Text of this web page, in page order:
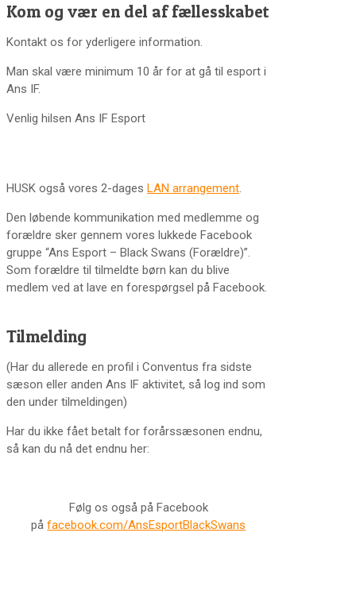
Kom og vær en del af fællesskabet
Kontakt os for yderligere information.
Man skal være minimum 10 år for at gå til esport i
Ans IF.
Venlig hilsen Ans IF Esport
HUSK også vores 2-dages LAN arrangement.
Den løbende kommunikation med medlemme og
forældre sker gennem vores lukkede Facebook
gruppe “Ans Esport – Black Swans (Forældre)”.
Som forældre til tilmeldte børn kan du blive
medlem ved at lave en forespørgsel på Facebook.
Tilmelding
(Har du allerede en profil i Conventus fra sidste
sæson eller anden Ans IF aktivitet, så log ind som
den under tilmeldingen)
Har du ikke fået betalt for forårssæsonen endnu,
så kan du nå det endnu her:
Følg os også på Facebook
påfacebook.com/AnsEsportBlackSwans